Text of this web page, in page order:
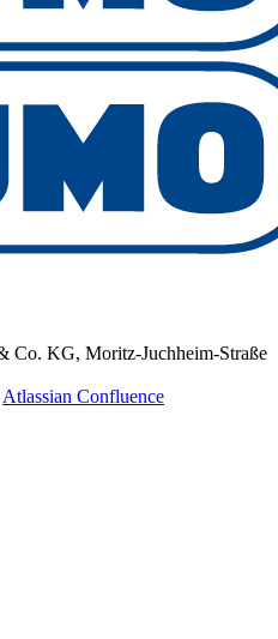
Co. KG, Moritz-Juchheim-Straße
Atlassian Confluence